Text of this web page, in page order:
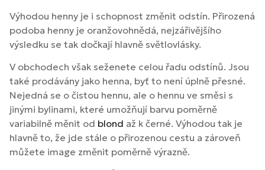
Výhodou henny je i schopnost změnit odstín. Přirozená
podoba henny je oranžovohnědá, nejzářivějšího
výsledku se tak dočkají hlavně světlovlásky.
V obchodech však seženete celou řadu odstínů. Jsou
také prodávány jako henna, byť to není úplně přesné.
Nejedná se o čistou hennu, ale o hennu ve směsi s
jinými bylinami, které umožňují barvu poměrně
variabilně měnit od blond až k černé. Výhodou tak je
hlavně to, že jde stále o přirozenou cestu a zároveň
můžete image změnit poměrně výrazně.